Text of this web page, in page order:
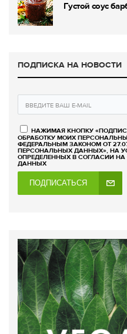
Густой соус
ПОДПИСКА НА НОВОСТИ
НАЖИМАЯ КНОПКУ
ОБРАБОТКУ МОИХ
ФЕДЕРАЛЬНЫМ ЗАКОНОМ ОТ
ПЕРСОНАЛЬНЫХ ДАННЫХ», НА
ОПРЕДЕЛЕННЫХ В СОГЛАСИИ
ДАННЫХ
ПОДПИСАТЬСЯ